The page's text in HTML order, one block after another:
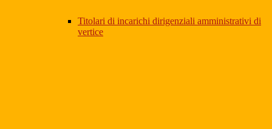
Titolari di incarichi dirigenziali amministrativi di
vertice